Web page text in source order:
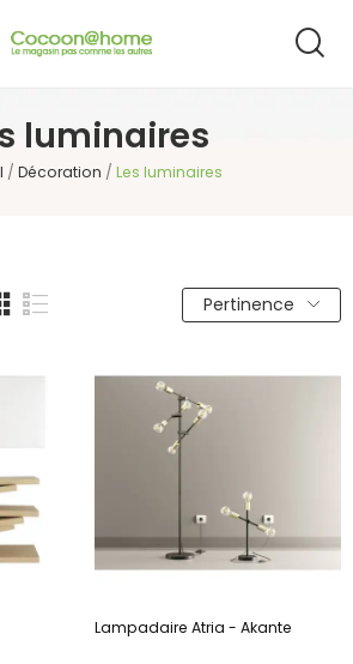
luminaires
Décoration Les luminaires
Pertinence
Lampadaire Atria - Akante